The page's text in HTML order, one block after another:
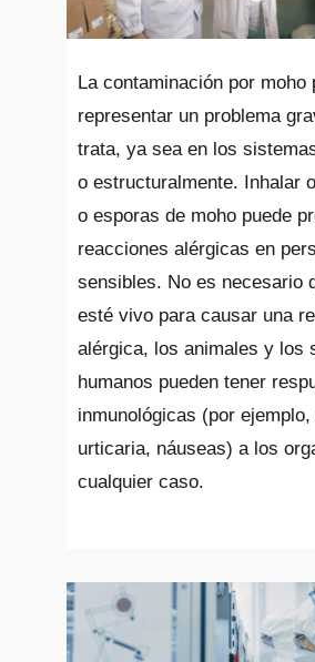
La contaminación por moho
representar un problema
trata, ya sea en los
o estructuralmente. Inhalar
o esporas de moho puede
reacciones alérgicas en
sensibles. No es necesario
esté vivo para causar una
alérgica, los animales y los
humanos pueden tener
inmunológicas (por
urticaria, náuseas) a los
cualquier caso.